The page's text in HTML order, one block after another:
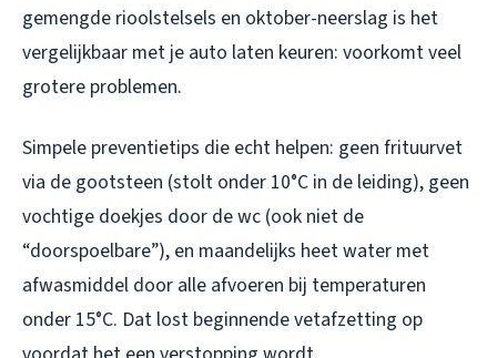
gemengde rioolstelsels en oktober-neerslag is het
vergelijkbaar met je auto laten keuren: voorkomt veel
grotere problemen.
Simpele preventietips die echt helpen: geen frituurvet
via de gootsteen (stolt onder 10°C in de leiding), geen
vochtige doekjes door de wc (ook niet de
“doorspoelbare”), en maandelijks heet water met
afwasmiddel door alle afvoeren bij temperaturen
onder 15°C. Dat lost beginnende vetafzetting op